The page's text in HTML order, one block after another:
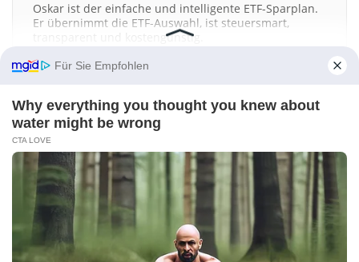
Oskar ist der einfache und intelligente ETF-Sparplan.
Er übernimmt die ETF-Auswahl, ist steuersmart,
transparent und kostengünstig.
JETZT MEHR ERFAHREN
Aktien ATX DAX EuroStoxx 50 Dow Jones NASDAQ 100
Nikkei 225
S&P 500
Kontakt Impressum Werbung -
Barrierefreiheit
Sitemap
Datenschutz Disclaimer-AGB- Privatsphäre-Einstellungen
Für Sie Empfohlen
Why everything you thought you knew about
water might be wrong
CTA LOVE